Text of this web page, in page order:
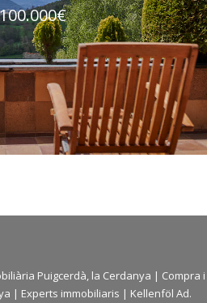
Puigcerdà, la Cerdanya | Compra i
| Experts immobiliaris | Kellenföl Ad.